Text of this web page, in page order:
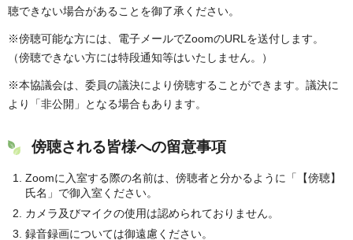
聴できない場合があることを御了承ください。
※傍聴可能な方には、電子メールでZoomのURLを送付します。
（傍聴できない方には特段通知等はいたしません。）
※本協議会は、委員の議決により傍聴することができます。議決に
より「非公開」となる場合もあります。
傍聴される皆様への留意事項
Zoomに入室する際の名前は、傍聴者と分かるように「【傍聴】
氏名」で御入室ください。
カメラ及びマイクの使用は認められておりません。
録音録画については御遠慮ください。